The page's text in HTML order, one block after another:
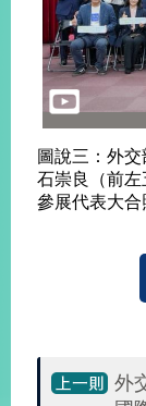
圖說三：外
石崇良（前左
參展代表大合
外